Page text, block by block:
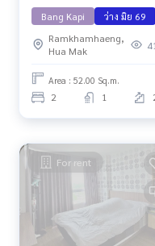
🟢🟡
Bang Kapi
ว่าง มิย 69
Ramkhamhaeng,
Hua Mak
Area : 52.00 Sq.m.
2 1
For rent